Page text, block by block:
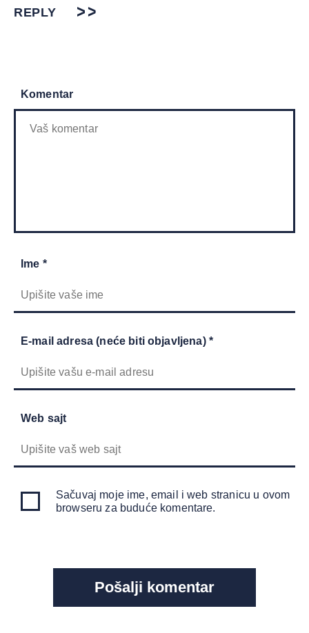
REPLY
Komentar
Ime *
E-mail adresa (neće biti objavljena) *
Web sajt
Sačuvaj moje ime, email i web stranicu u ovom
browseru za buduće komentare.